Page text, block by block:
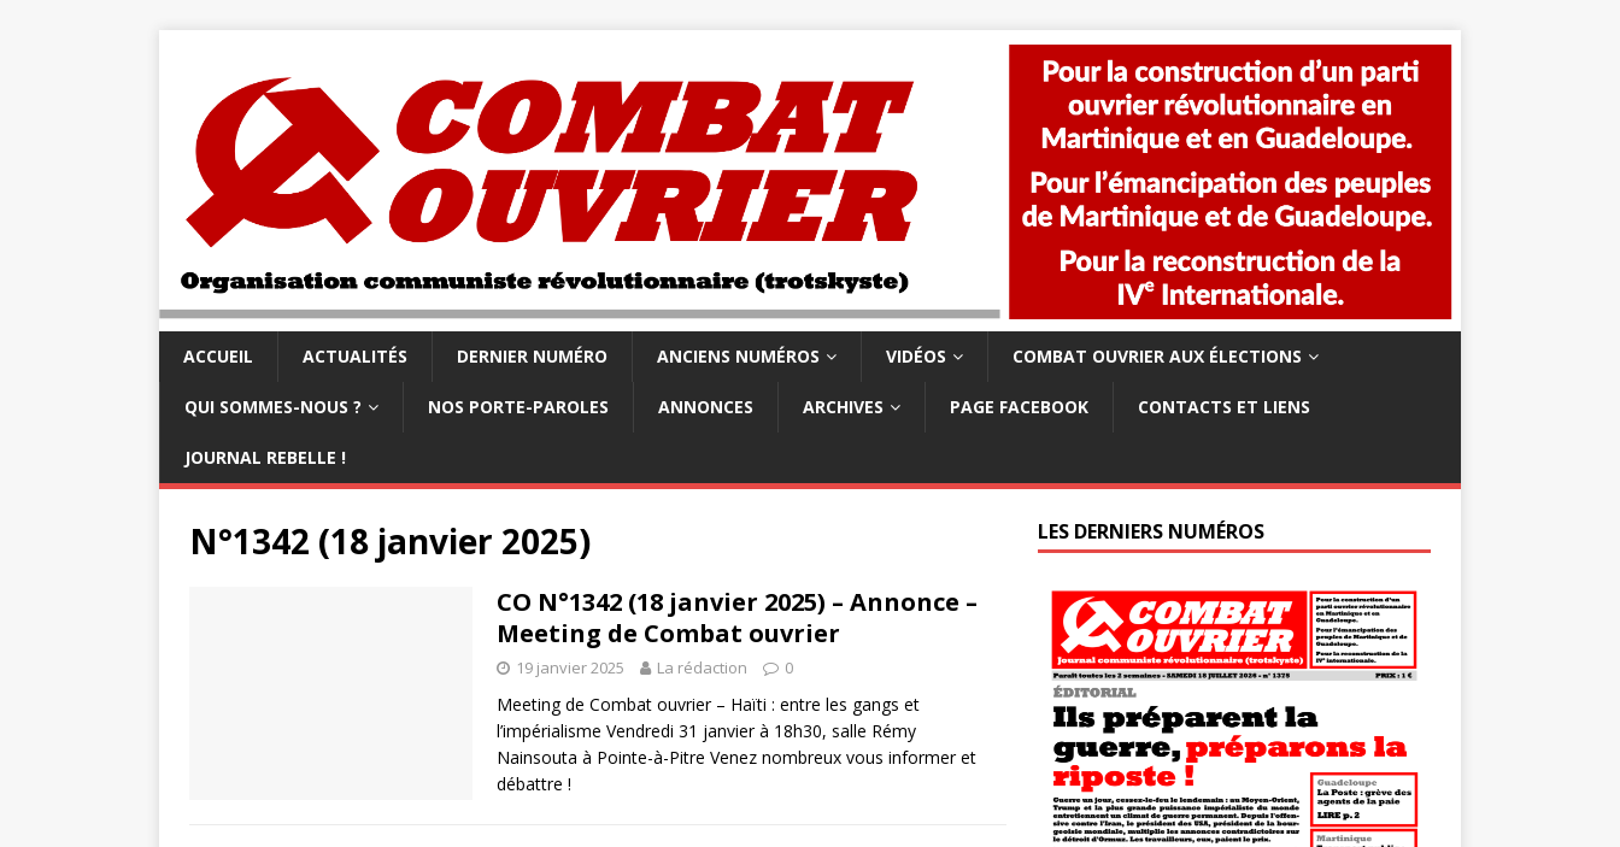
ACCUEIL ACTUALITÉS DERNIER NUMÉRO ANCIENS NUMÉROS VIDÉOS COMBAT OUVRIER AUX ÉLECTIONS
QUI SOMMES-NOUS ? NOS PORTE-PAROLES ANNONCES ARCHIVES PAGE FACEBOOK CONTACTS ET LIENS
JOURNAL REBELLE !
N°1342 (18 janvier 2025)
CO N°1342 (18 janvier 2025) – Annonce –
Meeting de Combat ouvrier
19 janvier 2025 La rédaction 0
Meeting de Combat ouvrier – Haïti : entre les gangs et
l’impérialisme Vendredi 31 janvier à 18h30, salle Rémy
Nainsouta à Pointe-à-Pitre Venez nombreux vous informer et
débattre !
LES DERNIERS NUMÉROS